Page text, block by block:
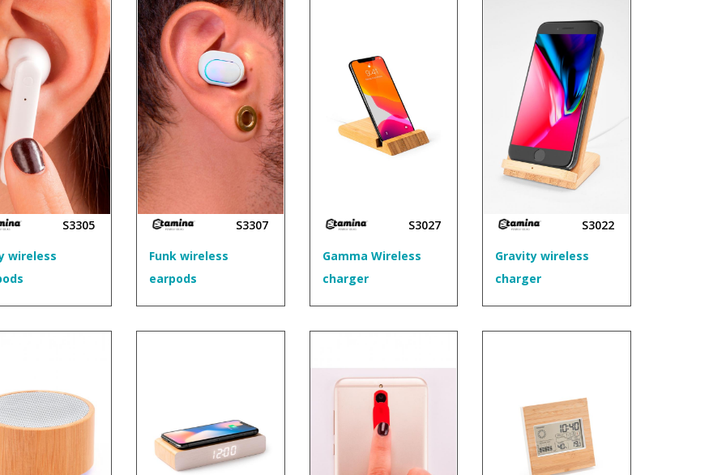
S3305
wireless
S3307
Funk wireless
earpods
S3027
Gamma Wireless
charger
S3022
Gravity wireless
charger